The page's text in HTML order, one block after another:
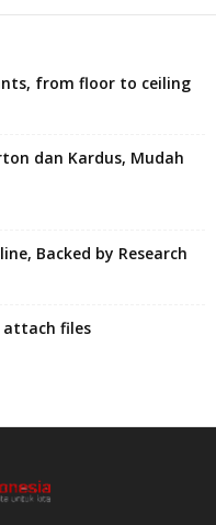
from floor to ceiling
dan Kardus, Mudah
Backed by Research
attach files